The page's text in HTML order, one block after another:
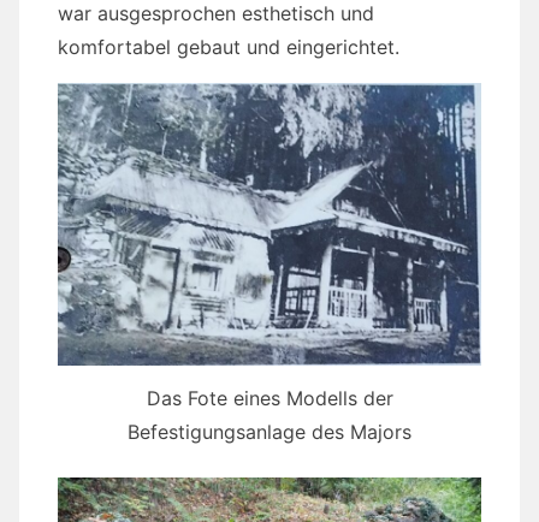
war ausgesprochen esthetisch und
komfortabel gebaut und eingerichtet.
Das Fote eines Modells der
Befestigungsanlage des Majors